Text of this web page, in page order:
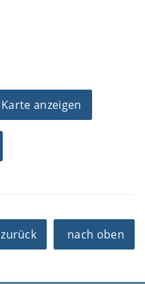
Karte anzeigen
zurück nach oben